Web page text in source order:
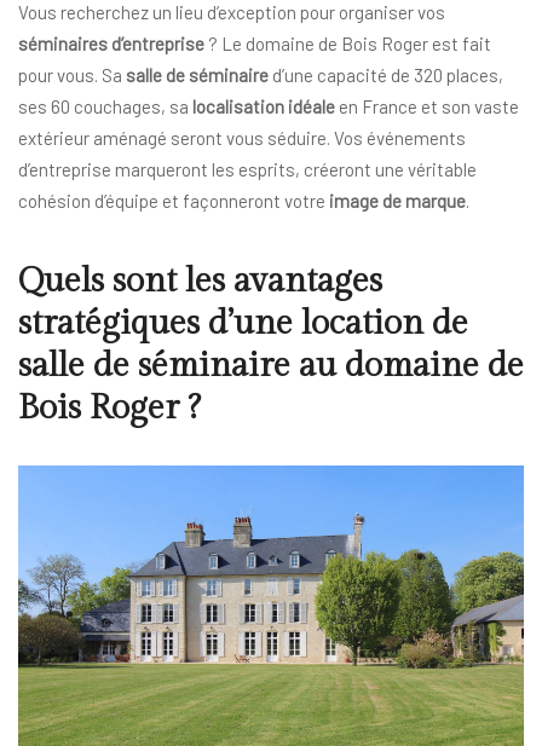
Vous recherchez un lieu d’exception pour organiser vos
séminaires d’entreprise ? Le domaine de Bois Roger est fait
pour vous. Sa salle de séminaire d’une capacité de 320 places,
ses 60 couchages, sa localisation idéale en France et son vaste
extérieur aménagé seront vous séduire. Vos événements
d’entreprise marqueront les esprits, créeront une véritable
cohésion d’équipe et façonneront votre image de marque.
Quels sont les avantages
stratégiques d’une location de
salle de séminaire au domaine de
Bois Roger ?